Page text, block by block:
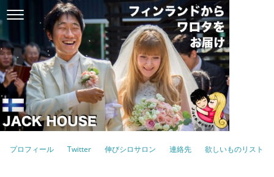
プロフィール Twitter 伸びシロサロン 連絡先 欲しいものリスト